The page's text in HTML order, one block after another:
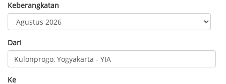
Keberangkatan
Dari
Ke